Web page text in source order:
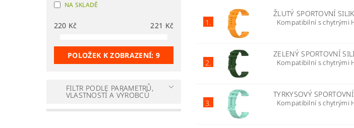
NA SKLADĚ
220 Kč 221 Kč
POLOŽEK K ZOBRAZENÍ: 9
FILTR PODLE PARAMETRŮ,
VLASTNOSTÍ A VÝROBCŮ
1.
ŽLUTÝ SPORTOVNÍ
Kompatibilní s chytrými
2.
ZELENÝ SPORTOVNÍ
Kompatibilní s chytrými
3.
TYRKYSOVÝ
Kompatibilní s chytrými